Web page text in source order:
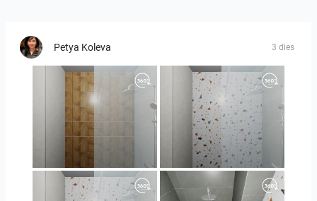
Petya Koleva 3 dies
Orlando_kanect_1-01 Orlando_kanect_3-01